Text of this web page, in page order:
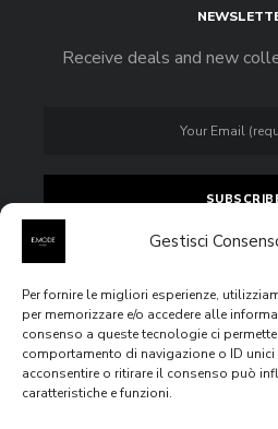
Gestisci
Per fornire le migliori esperienze,
per memorizzare e/o accedere alle
consenso a queste tecnologie ci
comportamento di navigazione o ID
acconsentire o ritirare il consenso può
caratteristiche e funzioni.
Receive deals and new
Accept
All rights reserved © 2020